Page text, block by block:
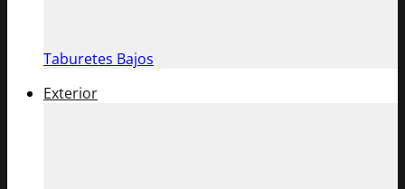
Taburetes Bajos
Exterior